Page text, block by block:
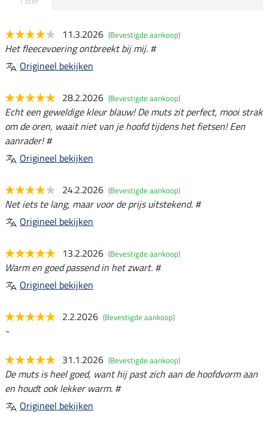
11.3.2026 (Bevestigde aankoop)
Het fleecevoering ontbreekt bij mij. #
Origineel bekijken
28.2.2026 (Bevestigde aankoop)
Echt een geweldige kleur blauw! De muts zit perfect, mooi strak
om de oren, waait niet van je hoofd tijdens het fietsen! Een
aanrader! #
Origineel bekijken
24.2.2026 (Bevestigde aankoop)
Net iets te lang, maar voor de prijs uitstekend. #
Origineel bekijken
13.2.2026 (Bevestigde aankoop)
Warm en goed passend in het zwart. #
Origineel bekijken
2.2.2026 (Bevestigde aankoop)
-
31.1.2026 (Bevestigde aankoop)
De muts is heel goed, want hij past zich aan de hoofdvorm aan
en houdt ook lekker warm. #
Origineel bekijken